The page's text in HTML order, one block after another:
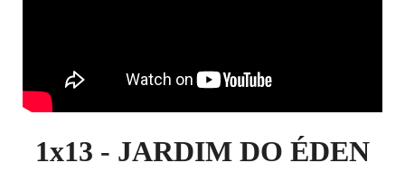
1x13 - JARDIM DO ÉDEN